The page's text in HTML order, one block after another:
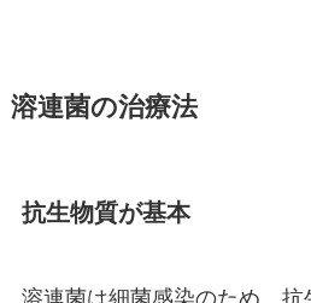
溶連菌の治療法
抗生物質が基本
溶連菌は細菌感染のため、